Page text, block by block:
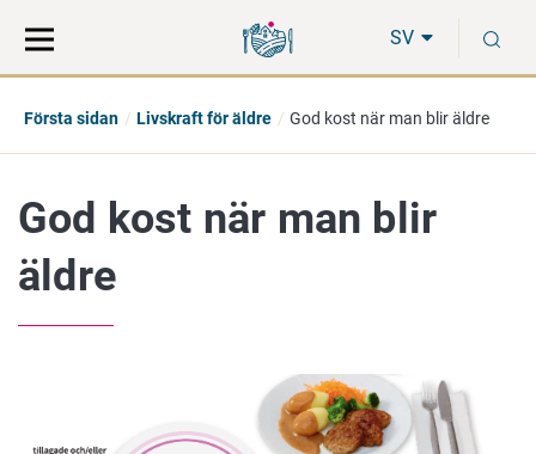
direkt
till
på
hela
SV
Första sidan Livskraft för äldre God kost när man blir äldre
God kost när man blir
äldre